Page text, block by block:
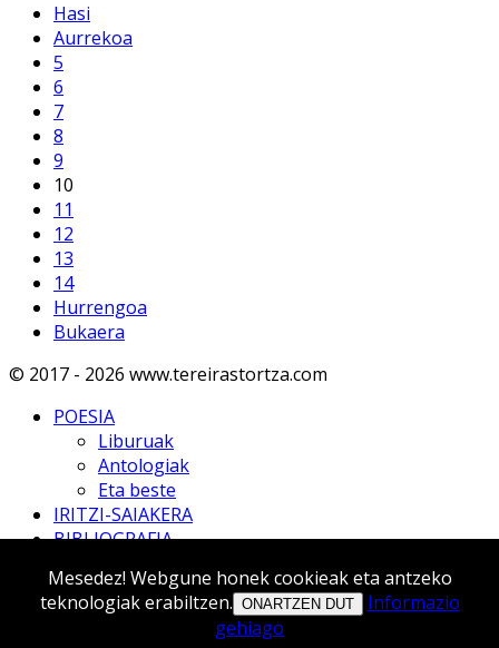
Hasi
Aurrekoa
5
6
7
8
9
10
11
12
13
14
Hurrengoa
Bukaera
© 2017 - 2026 www.tereirastortza.com
POESIA
Liburuak
Antologiak
Eta beste
IRITZI-SAIAKERA
BIBLIOGRAFIA
ITZULPENAK
EMAKUME IDAZLEAK
Mesedez! Webgune honek cookieak eta antzeko
teknologiak erabiltzen. ONARTZEN DUT
Informazio
gehiago